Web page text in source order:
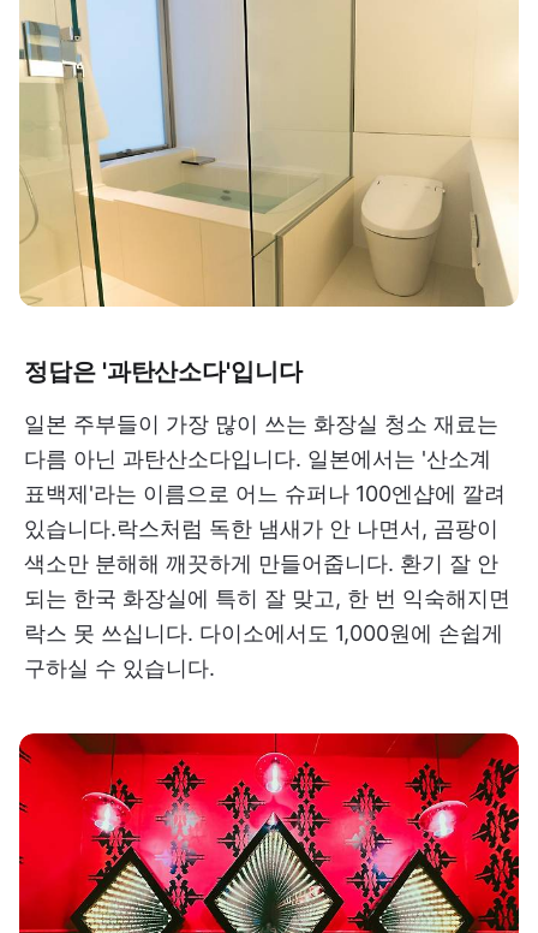
정답은 '과탄산소다'입니다
일본 주부들이 가장 많이 쓰는 화장실 청소 재료는
다름 아닌 과탄산소다입니다. 일본에서는 '산소계
표백제'라는 이름으로 어느 슈퍼나 100엔샵에 깔려
있습니다.락스처럼 독한 냄새가 안 나면서, 곰팡이
색소만 분해해 깨끗하게 만들어줍니다. 환기 잘 안
되는 한국 화장실에 특히 잘 맞고, 한 번 익숙해지면
락스 못 쓰십니다. 다이소에서도 1,000원에 손쉽게
구하실 수 있습니다.